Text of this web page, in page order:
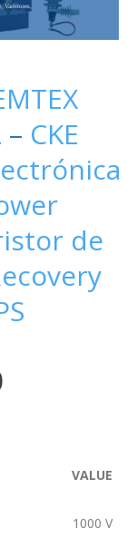
Varistores,
– CKE
de
VALUE
1000 V